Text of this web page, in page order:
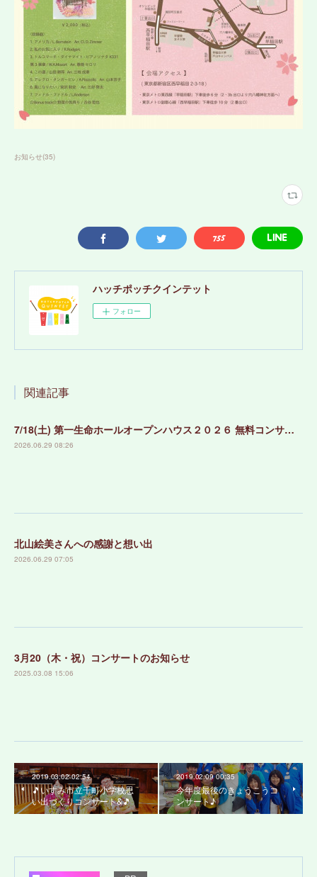
お知らせ(35)
ハッチポッチクインテット
フォロー
関連記事
7/18(土) 第一生命ホールオープンハウス２０２６ 無料コンサートのお知らせ！
2026.06.29 08:26
北山絵美さんへの感謝と想い出
2026.06.29 07:05
3月20（木・祝）コンサートのお知らせ
2025.03.08 15:06
2019.03.02 02:54
🎵いすみ市立千町小学校思
い出づくりコンサート&🎵
2019.02.09 00:35
今年度最後のきょうこうコ
ンサート♪